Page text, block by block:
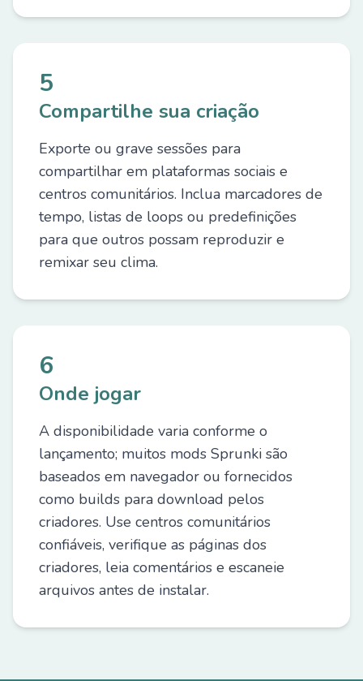
5
Compartilhe sua criação
Exporte ou grave sessões para
compartilhar em plataformas sociais e
centros comunitários. Inclua marcadores de
tempo, listas de loops ou predefinições
para que outros possam reproduzir e
remixar seu clima.
6
Onde jogar
A disponibilidade varia conforme o
lançamento; muitos mods Sprunki são
baseados em navegador ou fornecidos
como builds para download pelos
criadores. Use centros comunitários
confiáveis, verifique as páginas dos
criadores, leia comentários e escaneie
arquivos antes de instalar.